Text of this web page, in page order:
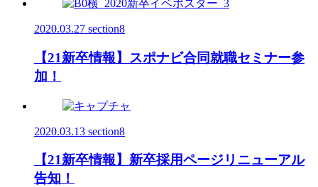
2020.03.27 section8
【21新卒情報】スポナビ合同就職セミナー参
加！
2020.03.13 section8
【21新卒情報】新卒採用ページリニューアル
告知！